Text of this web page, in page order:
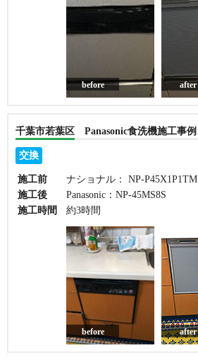
before after
千葉市若葉区 Panasonic食洗機施工事例
交換
施工前
ナショナル： NP-P45X1P1TM
施工後
Panasonic：NP-45MS8S
施工時間
約3時間
before after